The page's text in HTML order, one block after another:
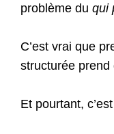
problème du qui
C’est vrai que
structurée prend
Et pourtant,